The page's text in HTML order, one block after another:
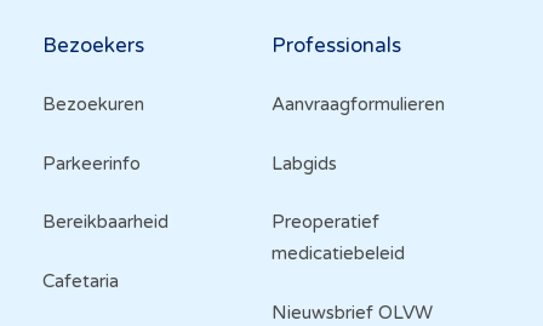
Bezoekers
Bezoekuren
Parkeerinfo
Bereikbaarheid
Cafetaria
Professionals
Aanvraagformulieren
Labgids
Preoperatief
medicatiebeleid
Nieuwsbrief OLVW